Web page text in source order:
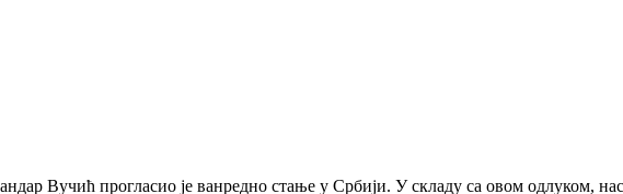
Вучић прогласио је ванредно стање у Србији. У складу са овом одлуком,